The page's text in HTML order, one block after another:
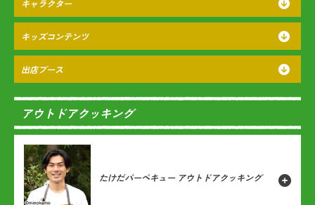
キャラクター
キッズコンテンツ
出店ブース
アウトドアクッキング
たけだバーベキュー アウトドアクッキング